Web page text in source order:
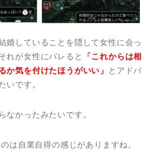
婚していることを隠して女性に会っ
れが女性にバレると
「これからは相
か気を付けたほうがいい」
とアドバ
いです。
なかったみたいです。
は自業自得の感じがありますね。